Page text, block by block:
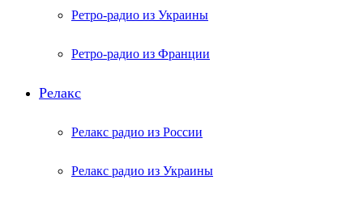
Ретро-радио из Украины
Ретро-радио из Франции
Релакс
Релакс радио из России
Релакс радио из Украины